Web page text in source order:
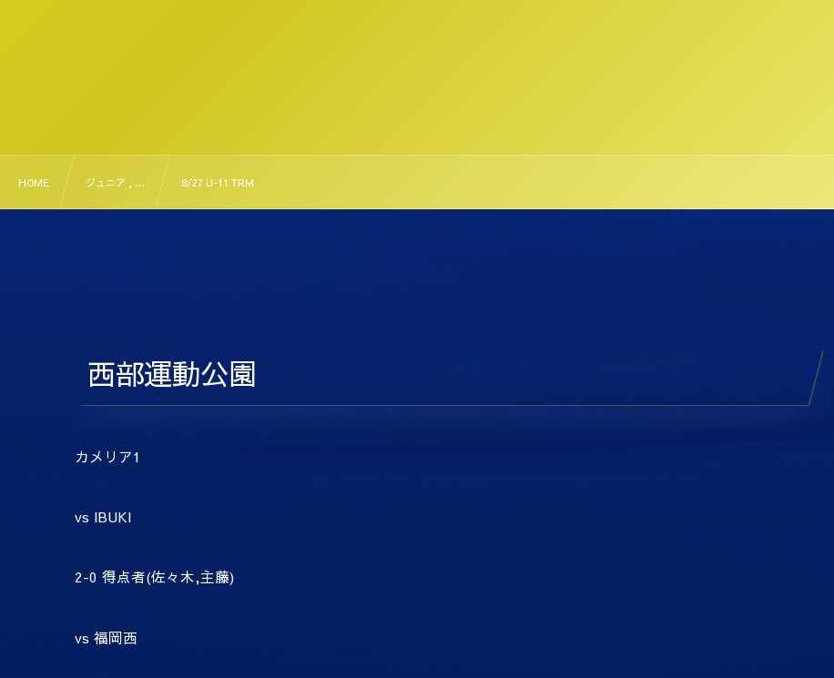
HOME ジュニア , … 8/27 U-11 TRM
西部運動公園
カメリア1
vs IBUKI
2-0 得点者(佐々木,主藤)
vs 福岡西